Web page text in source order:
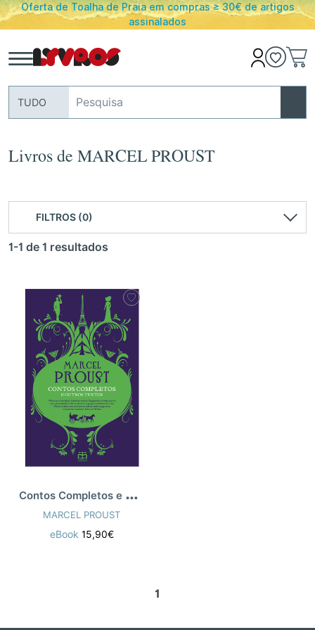
de Toalha de Praia em compras ≥ 30€ de artigos
assinalados
TUDO
Livros de MARCEL PROUST
FILTROS (0)
1-1 de 1 resultados
C
ontos Completos e Outros Textos
MARCEL PROUST
eBook15,90€
1